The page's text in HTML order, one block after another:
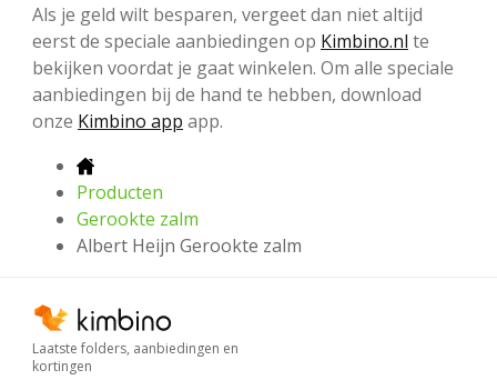
Als je geld wilt besparen, vergeet dan niet altijd
eerst de speciale aanbiedingen op Kimbino.nl te
bekijken voordat je gaat winkelen. Om alle speciale
aanbiedingen bij de hand te hebben, download
onze Kimbino app app.
Producten
Gerookte zalm
Albert Heijn Gerookte zalm
Laatste folders, aanbiedingen en
kortingen